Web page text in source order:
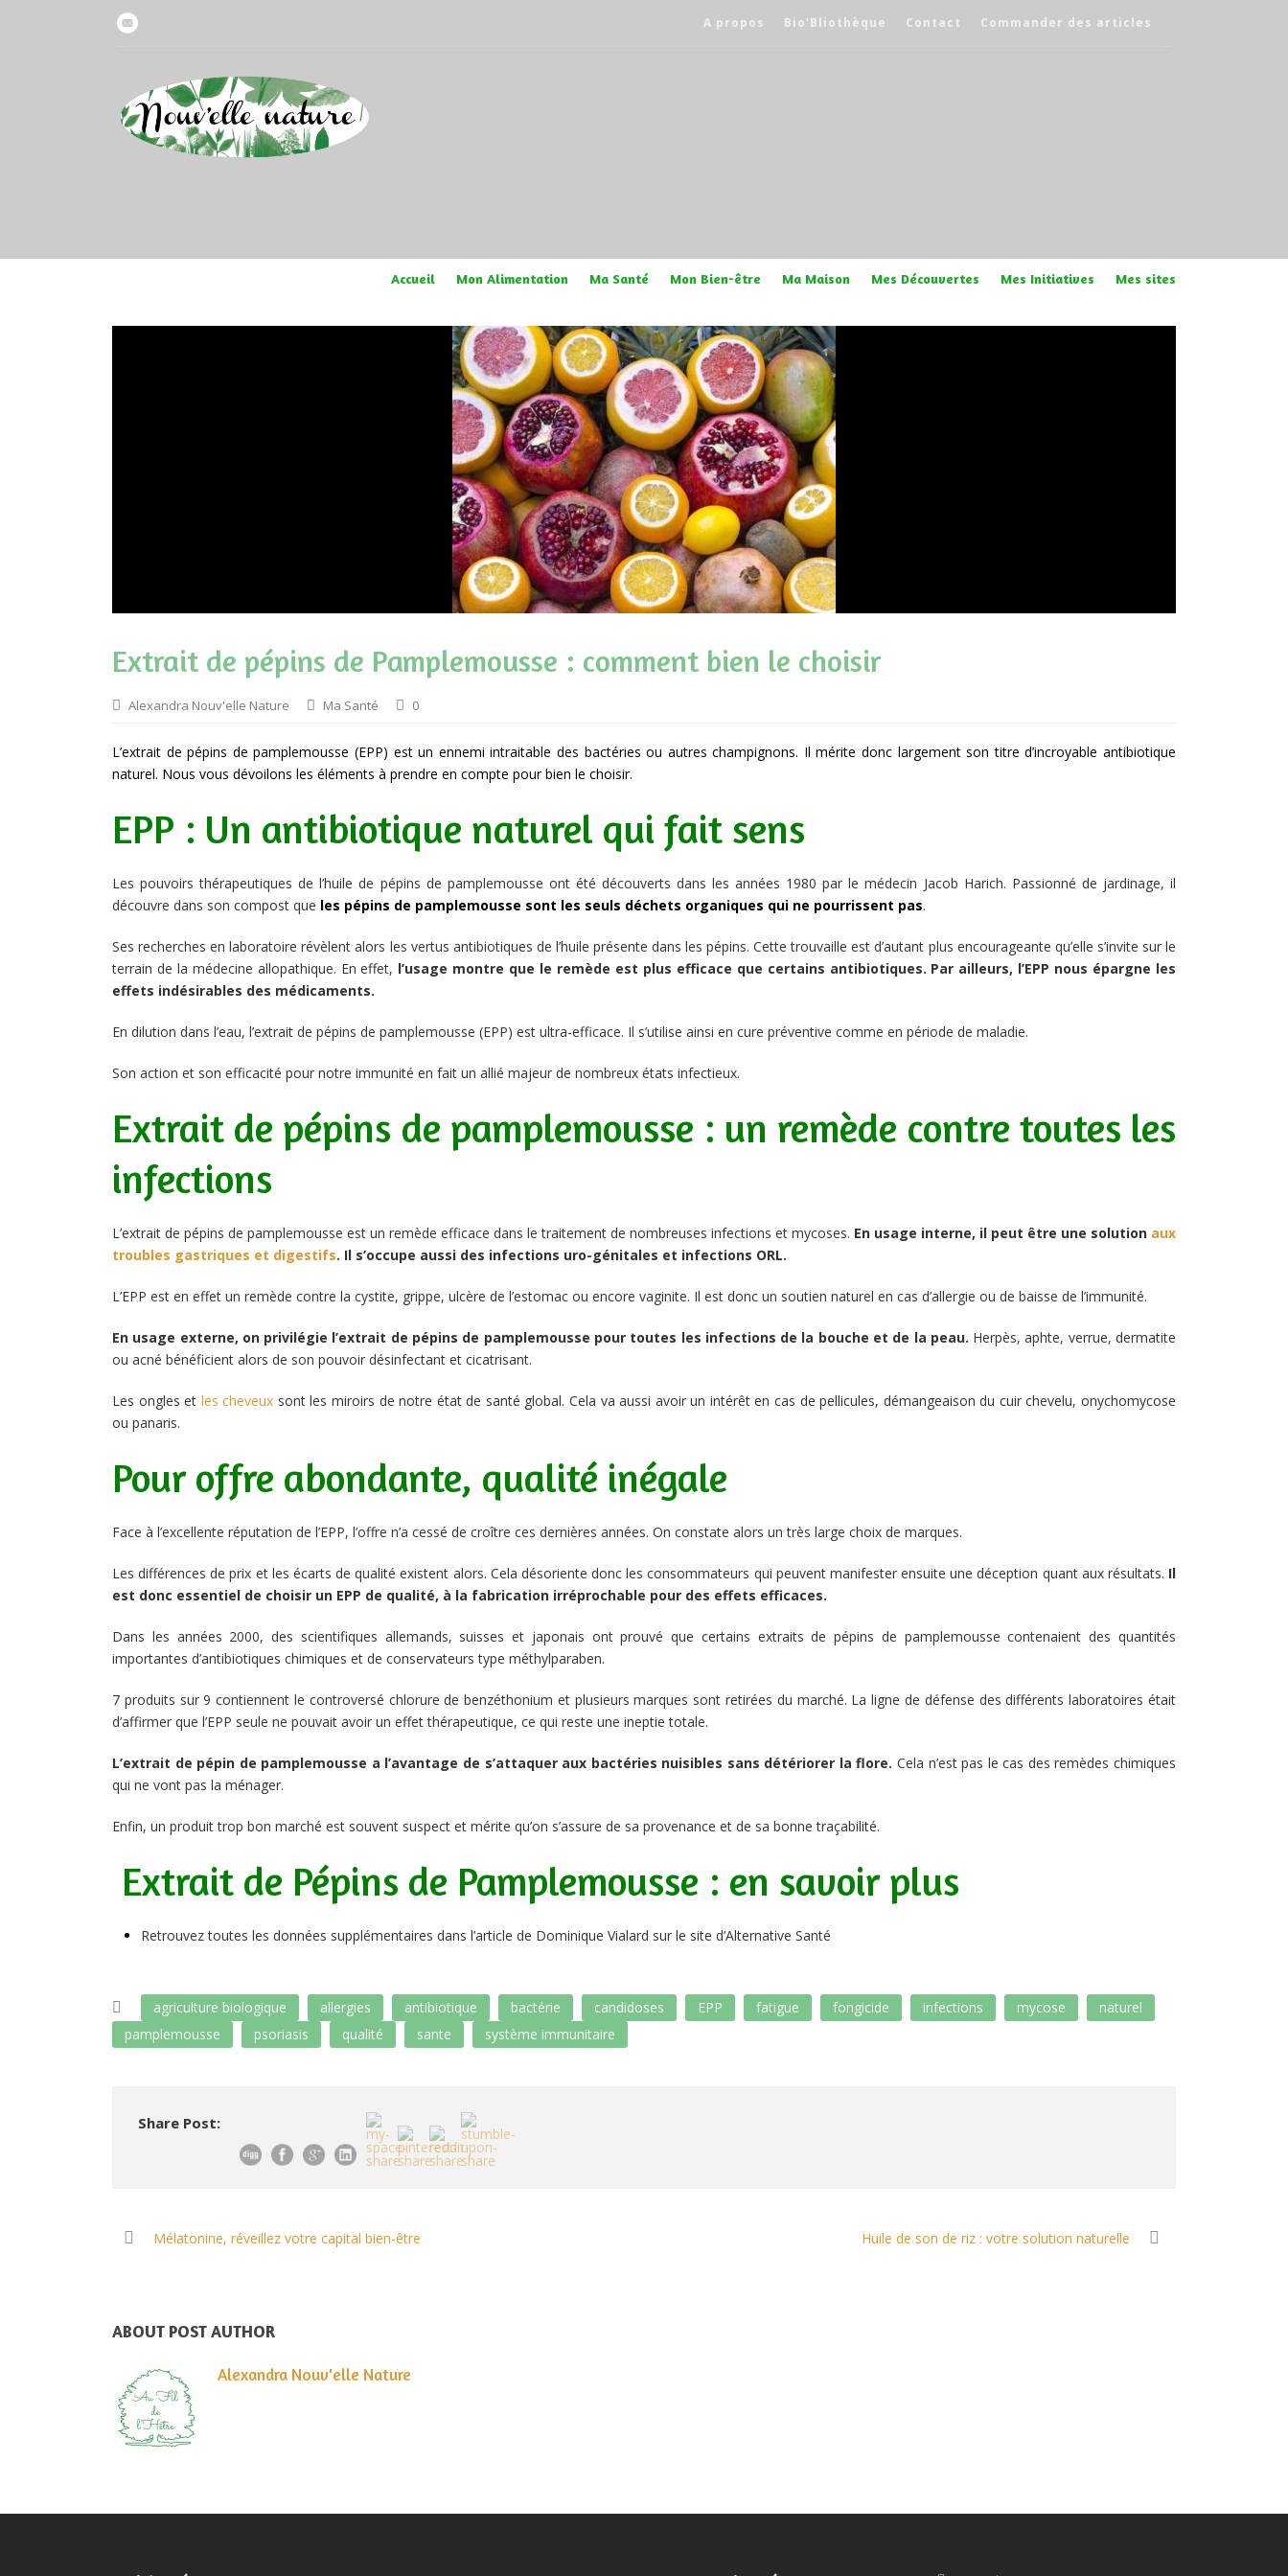
A propos Bio'Bliothèque Contact Commander des articles
Accueil Mon Alimentation Ma Santé Mon Bien-être Ma Maison Mes Découvertes Mes Initiatives Mes sites
Extrait de pépins de Pamplemousse : comment bien le choisir
Alexandra Nouv'elle Nature Ma Santé 0
L’extrait de pépins de pamplemousse (EPP) est un ennemi intraitable des bactéries ou autres champignons. Il mérite donc largement son titre d’incroyable antibiotique
naturel. Nous vous dévoilons les éléments à prendre en compte pour bien le choisir.
EPP : Un antibiotique naturel qui fait sens
Les pouvoirs thérapeutiques de l’huile de pépins de pamplemousse ont été découverts dans les années 1980 par le médecin Jacob Harich. Passionné de jardinage, il
découvre dans son compost que les pépins de pamplemousse sont les seuls déchets organiques qui ne pourrissent pas.
Ses recherches en laboratoire révèlent alors les vertus antibiotiques de l’huile présente dans les pépins. Cette trouvaille est d’autant plus encourageante qu’elle s’invite sur le
terrain de la médecine allopathique. En effet, l’usage montre que le remède est plus efficace que certains antibiotiques. Par ailleurs, l’EPP nous épargne les
effets indésirables des médicaments.
En dilution dans l’eau, l’extrait de pépins de pamplemousse (EPP) est ultra-efficace. Il s’utilise ainsi en cure préventive comme en période de maladie.
Son action et son efficacité pour notre immunité en fait un allié majeur de nombreux états infectieux.
Extrait de pépins de pamplemousse : un remède contre toutes les
infections
L’extrait de pépins de pamplemousse est un remède efficace dans le traitement de nombreuses infections et mycoses. En usage interne, il peut être une solution aux
troubles gastriques et digestifs. Il s’occupe aussi des infections uro-génitales et infections ORL.
L’EPP est en effet un remède contre la cystite, grippe, ulcère de l’estomac ou encore vaginite. Il est donc un soutien naturel en cas d’allergie ou de baisse de l’immunité.
En usage externe, on privilégie l’extrait de pépins de pamplemousse pour toutes les infections de la bouche et de la peau. Herpès, aphte, verrue, dermatite
ou acné bénéficient alors de son pouvoir désinfectant et cicatrisant.
Les ongles et les cheveux sont les miroirs de notre état de santé global. Cela va aussi avoir un intérêt en cas de pellicules, démangeaison du cuir chevelu, onychomycose
ou panaris.
Pour offre abondante, qualité inégale
Face à l’excellente réputation de l’EPP, l’offre n’a cessé de croître ces dernières années. On constate alors un très large choix de marques.
Les différences de prix et les écarts de qualité existent alors. Cela désoriente donc les consommateurs qui peuvent manifester ensuite une déception quant aux résultats. Il
est donc essentiel de choisir un EPP de qualité, à la fabrication irréprochable pour des effets efficaces.
Dans les années 2000, des scientifiques allemands, suisses et japonais ont prouvé que certains extraits de pépins de pamplemousse contenaient des quantités
importantes d’antibiotiques chimiques et de conservateurs type méthylparaben.
7 produits sur 9 contiennent le controversé chlorure de benzéthonium et plusieurs marques sont retirées du marché. La ligne de défense des différents laboratoires était
d’affirmer que l’EPP seule ne pouvait avoir un effet thérapeutique, ce qui reste une ineptie totale.
L’extrait de pépin de pamplemousse a l’avantage de s’attaquer aux bactéries nuisibles sans détériorer la flore. Cela n’est pas le cas des remèdes chimiques
qui ne vont pas la ménager.
Enfin, un produit trop bon marché est souvent suspect et mérite qu’on s’assure de sa provenance et de sa bonne traçabilité.
Extrait de Pépins de Pamplemousse : en savoir plus
Retrouvez toutes les données supplémentaires dans l’article de Dominique Vialard sur le site d’Alternative Santé
agriculture biologique allergies antibiotique bactérie candidoses EPP fatigue fongicide infections mycose
naturel
pamplemousse
psoriasis qualité sante système immunitaire
Share Post:
Mélatonine, réveillez votre capital bien-être Huile de son de riz : votre solution naturelle
ABOUT POST AUTHOR
Alexandra Nouv'elle Nature